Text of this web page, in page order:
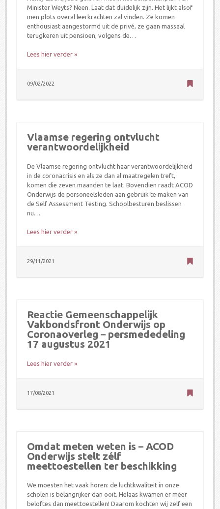
Minister Weyts? Neen. Laat dat duidelijk zijn. Het lijkt alsof
men plots overal leerkrachten zal vinden. Ze komen
enthousiast aangestormd uit de privé, ze gaan massaal
terugkeren uit pensioen, volgens de…
Lees hier verder »
09/02/2022
Vlaamse regering ontvlucht
verantwoordelijkheid
De Vlaamse regering ontvlucht haar verantwoordelijkheid
in de coronacrisis en als ze dan al maatregelen treft,
komen die zeven maanden te laat. Bovendien raadt ACOD
Onderwijs de personeelsleden aan gebruik te maken van
de Self Assessment Testing. Schoolbesturen beslissen
nu…
Lees hier verder »
29/11/2021
Reactie Gemeenschappelijk
Vakbondsfront Onderwijs op
Coronaoverleg – persmededeling
17 augustus 2021
Lees hier verder »
17/08/2021
Omdat meten weten is – ACOD
Onderwijs stelt zélf
meettoestellen ter beschikking
We moesten het vaak horen: de luchtkwaliteit in onze
scholen is belangrijker dan ooit. Helaas kwamen er meer
beloftes dan meettoestellen! Daarom kochten wij zelf een